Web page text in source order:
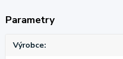
Parametry
Výrobce